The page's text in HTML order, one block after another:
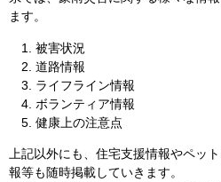
ます。
被害状況
道路情報
ライフライン情報
ボランティア情報
健康上の注意点
上記以外にも、住宅支援情報やペッ
報等も随時掲載していきます。